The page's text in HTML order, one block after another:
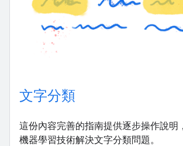
文字分類
這份內容完善的指南提供逐步操作說明
機器學習技術解決文字分類問題。